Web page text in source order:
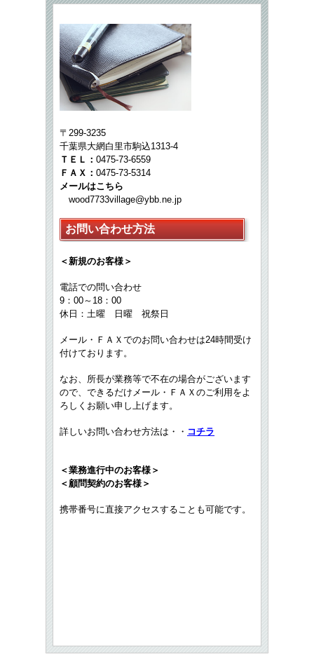
〒299-3235
千葉県大網白里市駒込1313-4
ＴＥＬ： 0475-73-6559
ＦＡＸ： 0475-73-5314
メールはこちら
wood7733village@ybb.ne.jp
お問い合わせ方法
＜新規のお客様＞
電話での問い合わせ
9：00～18：00
休日：土曜 日曜 祝祭日
メール・ＦＡＸでのお問い合わせは24時間受け
付けております。
なお、所長が業務等で不在の場合がございます
ので、できるだけメール・ＦＡＸのご利用をよ
ろしくお願い申し上げます。
詳しいお問い合わせ方法は・・ コチラ
＜業務進行中のお客様＞
＜顧問契約のお客様＞
携帯番号に直接アクセスすることも可能です。